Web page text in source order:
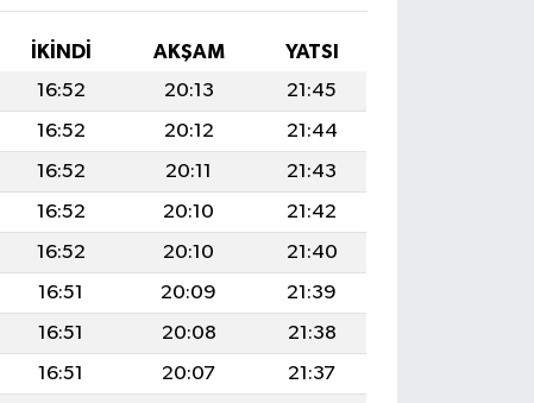
İKINDI AKŞAM
YATSI
16:52 20:13
21:45
16:52 20:12
21:44
16:52 20:11
21:43
16:52 20:10
21:42
16:52 20:10
21:40
16:51 20:09
21:39
16:51 20:08
21:38
16:51 20:07
21:37